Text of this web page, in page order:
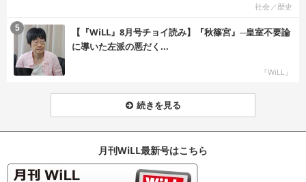
社会／歴史
【『WiLL』8月号チョイ読み】『秋篠宮』─皇室不要論
に導いた左派の悪だく...
『WiLL』
5
続きを見る
月刊WiLL最新号はこちら